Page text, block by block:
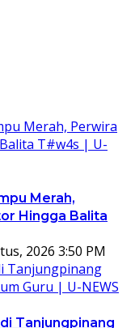
Merah,
Hingga Balita
2026 3:50 PM
Tanjungpinang